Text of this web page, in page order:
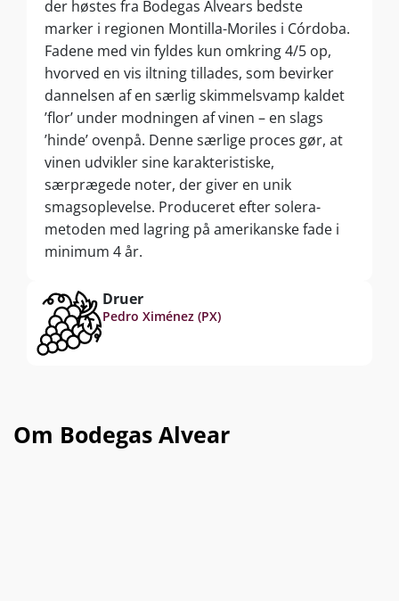
der høstes fra Bodegas Alvears bedste
marker i regionen Montilla-Moriles i Córdoba.
Fadene med vin fyldes kun omkring 4/5 op,
hvorved en vis iltning tillades, som bevirker
dannelsen af en særlig skimmelsvamp kaldet
’flor’ under modningen af vinen – en slags
’hinde’ ovenpå. Denne særlige proces gør, at
vinen udvikler sine karakteristiske,
særprægede noter, der giver en unik
smagsoplevelse. Produceret efter solera-
metoden med lagring på amerikanske fade i
minimum 4 år.
Druer
Pedro Ximénez (PX)
Om Bodegas Alvear